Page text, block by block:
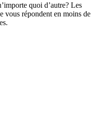
quoi d’autre? Les
vous répondent en moins de